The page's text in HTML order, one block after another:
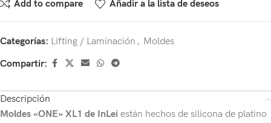
Add to compare Añadir a la lista de deseos
Categorías: Lifting / Laminación , Moldes
Compartir:
Descripción
Moldes «ONE» XL1 de InLei están hechos de silicona de platino